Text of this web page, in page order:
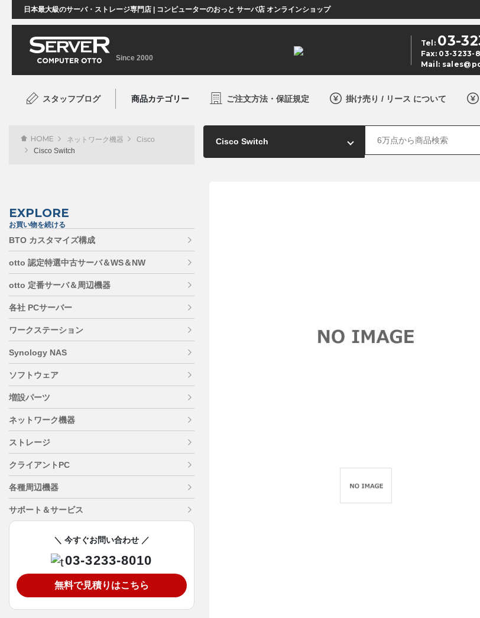
日本最大級のサーバ・ストレージ専門店 | コンピューターのおっと サーバ店 オンラインショップ
Since 2000
Tel: 03-
Fax: 03-3233-
Mail:
スタッフブログ 商品カテゴリー ご注文方法・保証規定 掛け売り / リース について
HOME ネットワーク機器
Cisco
Cisco Switch
EXPLORE
お買い物を続ける
BTO カスタマイズ構成
otto 認定特選中古サーバ＆WS＆NW
otto 定番サーバ＆周辺機器
各社 PCサーバー
ワークステーション
Synology NAS
ソフトウェア
増設パーツ
ネットワーク機器
ストレージ
クライアントPC
各種周辺機器
サポート＆サービス
＼ 今すぐお問い合わせ ／
03-3233-8010
無料で見積りはこちら